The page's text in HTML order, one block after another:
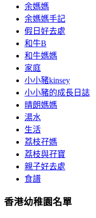
余媽媽
余媽媽手記
假日好去處
和牛B
和牛媽媽
家庭
小小豬kinsey
小小豬的成長日誌
晴朗媽媽
湯水
生活
荔枝孖媽
荔枝與孖寶
親子好去處
食譜
香港幼稚園名單